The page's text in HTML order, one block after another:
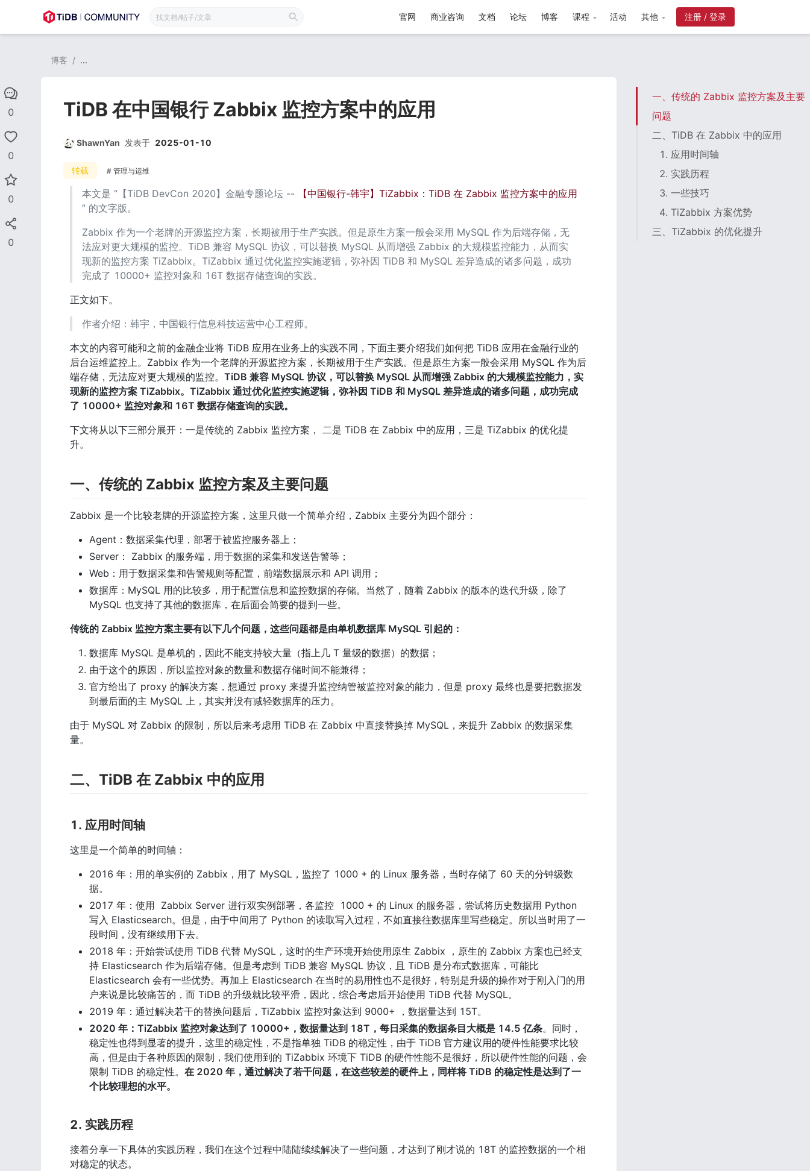
官网 商业咨询 文档 论坛 博客 课程 活动 其他 注册 / 登录
0
0
0
0
博客 / ...
TiDB 在中国银行 Zabbix 监控方案中的应用
ShawnYan 发表于 2025-01-10
转载 管理与运维
本文是 “【TiDB DevCon 2020】金融专题论坛 --
【中国银行-韩宇】TiZabbix：TiDB 在 Zabbix 监控方案中的应用
” 的文字版。
Zabbix 作为一个老牌的开源监控方案，长期被用于生产实践。但是原生方案一般会采用 MySQL 作为后端存储，无
法应对更大规模的监控。TiDB 兼容 MySQL 协议，可以替换 MySQL 从而增强 Zabbix 的大规模监控能力，从而实
现新的监控方案 TiZabbix。TiZabbix 通过优化监控实施逻辑，弥补因 TiDB 和 MySQL 差异造成的诸多问题，成功
完成了 10000+ 监控对象和 16T 数据存储查询的实践。
正文如下。
作者介绍：韩宇，中国银行信息科技运营中心工程师。
本文的内容可能和之前的金融企业将 TiDB 应用在业务上的实践不同，下面主要介绍我们如何把 TiDB 应用在金融行业的
后台运维监控上。Zabbix 作为一个老牌的开源监控方案，长期被用于生产实践。但是原生方案一般会采用 MySQL 作为后
端存储，无法应对更大规模的监控。 TiDB 兼容 MySQL 协议，可以替换 MySQL 从而增强 Zabbix 的大规模监控能力，实
现新的监控方案 TiZabbix。TiZabbix 通过优化监控实施逻辑，弥补因 TiDB 和 MySQL 差异造成的诸多问题，成功完成
了 10000+ 监控对象和 16T 数据存储查询的实践。
下文将从以下三部分展开：一是传统的 Zabbix 监控方案， 二是 TiDB 在 Zabbix 中的应用，三是 TiZabbix 的优化提
升。
一、传统的 Zabbix 监控方案及主要问题
Zabbix 是一个比较老牌的开源监控方案，这里只做一个简单介绍，Zabbix 主要分为四个部分：
Agent：数据采集代理，部署于被监控服务器上；
Server： Zabbix 的服务端，用于数据的采集和发送告警等；
Web：用于数据采集和告警规则等配置，前端数据展示和 API 调用；
数据库：MySQL 用的比较多，用于配置信息和监控数据的存储。当然了，随着 Zabbix 的版本的迭代升级，除了
MySQL 也支持了其他的数据库，在后面会简要的提到一些。
传统的 Zabbix 监控方案主要有以下几个问题，这些问题都是由单机数据库 MySQL 引起的：
数据库 MySQL 是单机的，因此不能支持较大量（指上几 T 量级的数据）的数据；
由于这个的原因，所以监控对象的数量和数据存储时间不能兼得；
官方给出了 proxy 的解决方案，想通过 proxy 来提升监控纳管被监控对象的能力，但是 proxy 最终也是要把数据发
到最后面的主 MySQL 上，其实并没有减轻数据库的压力。
由于 MySQL 对 Zabbix 的限制，所以后来考虑用 TiDB 在 Zabbix 中直接替换掉 MySQL，来提升 Zabbix 的数据采集
量。
二、TiDB 在 Zabbix 中的应用
1. 应用时间轴
这里是一个简单的时间轴：
2016 年：用的单实例的 Zabbix，用了 MySQL，监控了 1000 + 的 Linux 服务器，当时存储了 60 天的分钟级数
据。
2017 年：使用  Zabbix Server 进行双实例部署，各监控  1000 + 的 Linux 的服务器，尝试将历史数据用 Python
写入 Elasticsearch。但是，由于中间用了 Python 的读取写入过程，不如直接往数据库里写些稳定。所以当时用了一
段时间，没有继续用下去。
2018 年：开始尝试使用 TiDB 代替 MySQL，这时的生产环境开始使用原生 Zabbix ，原生的 Zabbix 方案也已经支
持 Elasticsearch 作为后端存储。但是考虑到 TiDB 兼容 MySQL 协议，且 TiDB 是分布式数据库，可能比
Elasticsearch 会有一些优势。再加上 Elasticsearch 在当时的易用性也不是很好，特别是升级的操作对于刚入门的用
户来说是比较痛苦的，而 TiDB 的升级就比较平滑，因此，综合考虑后开始使用 TiDB 代替 MySQL。
2019 年：通过解决若干的替换问题后，TiZabbix 监控对象达到 9000+ ，数据量达到 15T。
2020 年：TiZabbix 监控对象达到了 10000+，数据量达到 18T，每日采集的数据条目大概是 14.5 亿条。同时，
稳定性也得到显著的提升，这里的稳定性，不是指单独 TiDB 的稳定性，由于 TiDB 官方建议用的硬件性能要求比较
高，但是由于各种原因的限制，我们使用到的 TiZabbix 环境下 TiDB 的硬件性能不是很好，所以硬件性能的问题，会
限制 TiDB 的稳定性。 在 2020 年，通过解决了若干问题，在这些较差的硬件上，同样将 TiDB 的稳定性是达到了一
个比较理想的水平。
2. 实践历程
接着分享一下具体的实践历程，我们在这个过程中陆陆续续解决了一些问题，才达到了刚才说的 18T 的监控数据的一个相
对稳定的状态。
一、传统的 Zabbix 监控方案及主要
问题
二、TiDB 在 Zabbix 中的应用
1. 应用时间轴
2. 实践历程
3. 一些技巧
4. TiZabbix 方案优势
三、TiZabbix 的优化提升